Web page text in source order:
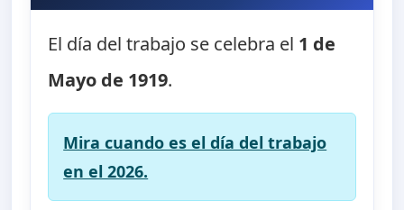
El día del trabajo se celebra el 1 de
Mayo de 1919.
Mira cuando es el día del trabajo
en el 2026.